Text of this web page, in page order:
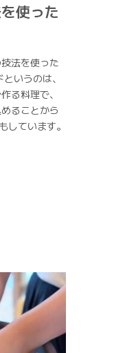
使った
法を使った
いうのは、
る料理で、
ることから
ています。